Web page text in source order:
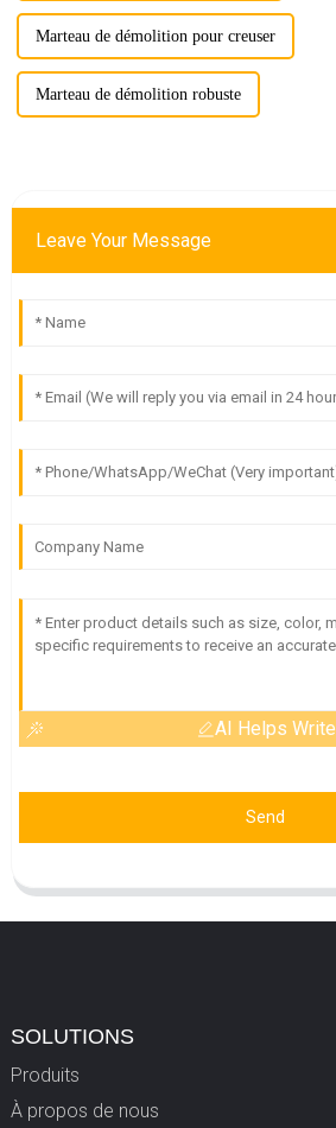
Marteau de démolition pour creuser
Marteau de démolition robuste
Leave Your Message
AI Helps Write
Send
SOLUTIONS
Produits
À propos de nous